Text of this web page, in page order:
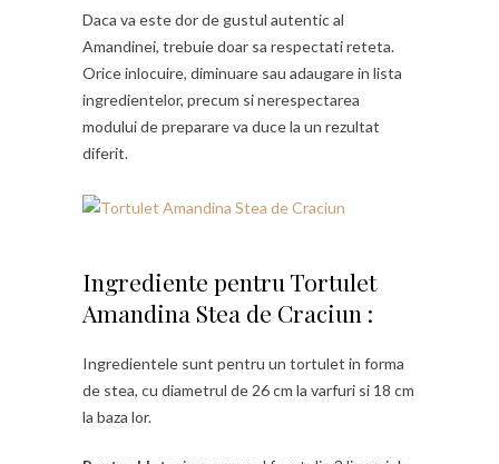
Daca va este dor de gustul autentic al
Amandinei, trebuie doar sa respectati reteta.
Orice inlocuire, diminuare sau adaugare in lista
ingredientelor, precum si nerespectarea
modului de preparare va duce la un rezultat
diferit.
Ingrediente pentru Tortulet
Amandina Stea de Craciun :
Ingredientele sunt pentru un tortulet in forma
de stea, cu diametrul de 26 cm la varfuri si 18 cm
la baza lor.